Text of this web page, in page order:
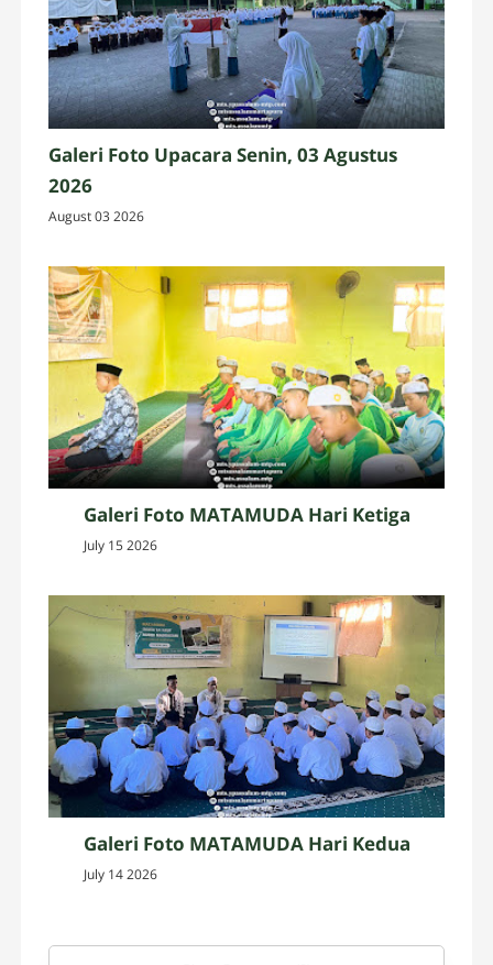
Galeri Foto Upacara Senin, 03 Agustus
2026
August 03 2026
Galeri Foto MATAMUDA Hari Ketiga
July 15 2026
Galeri Foto MATAMUDA Hari Kedua
July 14 2026